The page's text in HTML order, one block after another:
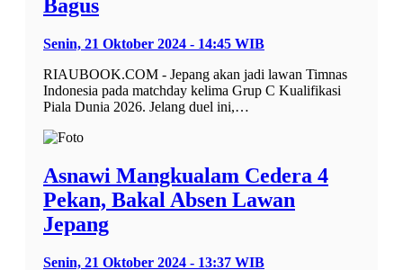
Bagus
Senin, 21 Oktober 2024 - 14:45 WIB
RIAUBOOK.COM - Jepang akan jadi lawan Timnas
Indonesia pada matchday kelima Grup C Kualifikasi
Piala Dunia 2026. Jelang duel ini,…
Asnawi Mangkualam Cedera 4
Pekan, Bakal Absen Lawan
Jepang
Senin, 21 Oktober 2024 - 13:37 WIB